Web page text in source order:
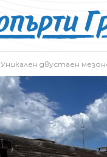
Уникален двустаен